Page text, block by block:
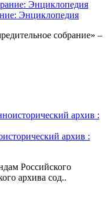
Энциклопедия
собрание» –
архив :
Российского
архива сод..